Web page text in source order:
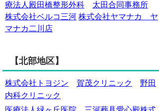
療法人殿田橋整形外科
太田合同事務所
株式会社ベルコ三河 株式会社ヤマナカ ヤ
マナカ二川店
【北部地区】
株式会社トヨジン 賀茂クリニック
野田
内科クリニック